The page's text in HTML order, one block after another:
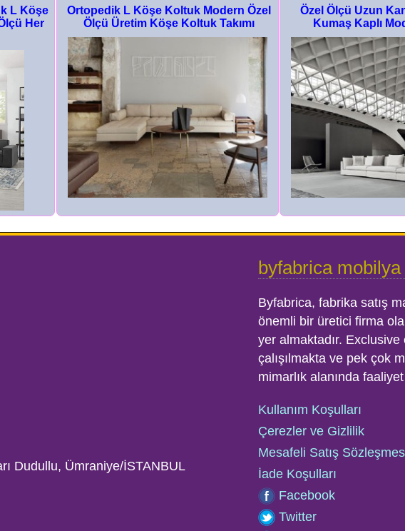
L Köşe
Her
Ortopedik L Köşe Koltuk Modern Özel
Ölçü Üretim Köşe Koltuk Takımı
Özel Ölçü Uzun
Kumaş Kaplı
Dudullu, Ümraniye/İSTANBUL
byfabrica
Byfabrica, fabrika satış
önemli bir üretici firma
yer almaktadır.
çalışılmakta ve pek çok
mimarlık alanında
Kullanım Koşulları
Çerezler ve Gizlilik
Mesafeli Satış
İade Koşulları
Facebook
Twitter